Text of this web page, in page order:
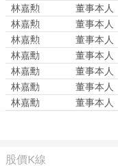
林嘉勲
董事本人
林嘉勲
董事本人
林嘉勲
董事本人
林嘉勳
董事本人
林嘉勳
董事本人
林嘉勳
董事本人
林嘉勳
董事本人
股價K線